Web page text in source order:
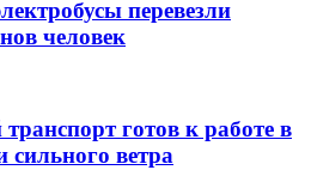
перевезли
человек
готов к работе в
сильного ветра